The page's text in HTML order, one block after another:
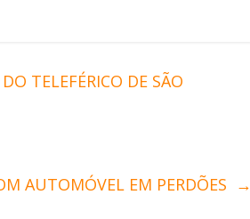
TELEFÉRICO DE SÃO
AUTOMÓVEL EM PERDÕES →